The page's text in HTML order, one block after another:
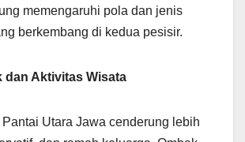
memengaruhi pola dan jenis
berkembang di kedua pesisir.
dan Aktivitas Wisata
Utara Jawa cenderung lebih